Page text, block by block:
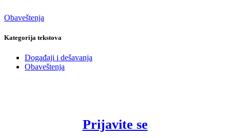
Obaveštenja
Kategorija tekstova
Događaji i dešavanja
Obaveštenja
Prijavite se